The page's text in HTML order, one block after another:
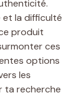
et la difficulté
produit
ces
options
les
ta recherche